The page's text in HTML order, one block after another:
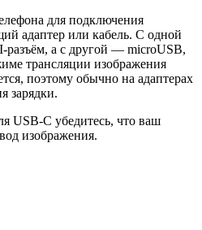
для подключения
адаптер или кабель. С одной
разъём, а с другой — microUSB,
трансляции изображения
поэтому обычно на адаптерах
зарядки.
USB-C убедитесь, что ваш
изображения.